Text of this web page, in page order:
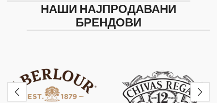
НАШИ НАЈПРОДАВАНИ
БРЕНДОВИ